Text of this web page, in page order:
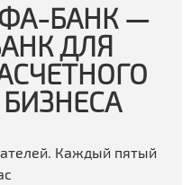
БАНК —
ДЛЯ
Каждый пятый